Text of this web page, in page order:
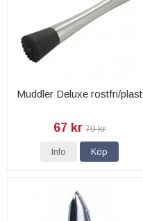
Muddler Deluxe rostfri/plast
67 kr 79 kr
Info Köp